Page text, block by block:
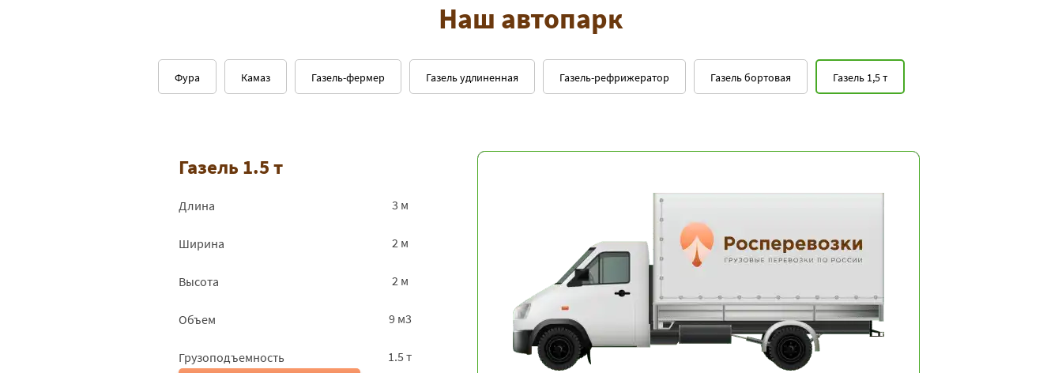
Наш автопарк
Газель 1,5 т
Газель удлиненная Газель бортовая
Газель-рефрижератор
Газель-фермер
Камаз
Фура
Газель 1.5 т
Длина 3 м
Ширина 2 м
Высота 2 м
Объем 9 м3
Грузоподъемность
1.5 т